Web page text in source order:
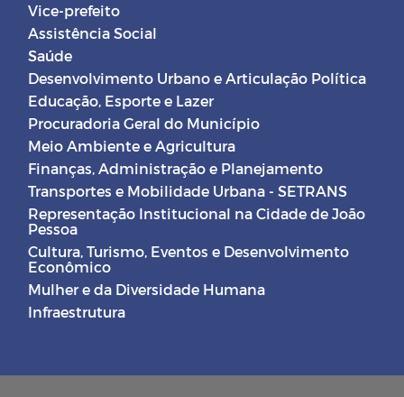
Vice-prefeito
Assistência Social
Saúde
Desenvolvimento Urbano e Articulação Política
Educação, Esporte e Lazer
Procuradoria Geral do Município
Meio Ambiente e Agricultura
Finanças, Administração e Planejamento
Transportes e Mobilidade Urbana - SETRANS
Representação Institucional na Cidade de João
Pessoa
Cultura, Turismo, Eventos e Desenvolvimento
Econômico
Mulher e da Diversidade Humana
Infraestrutura